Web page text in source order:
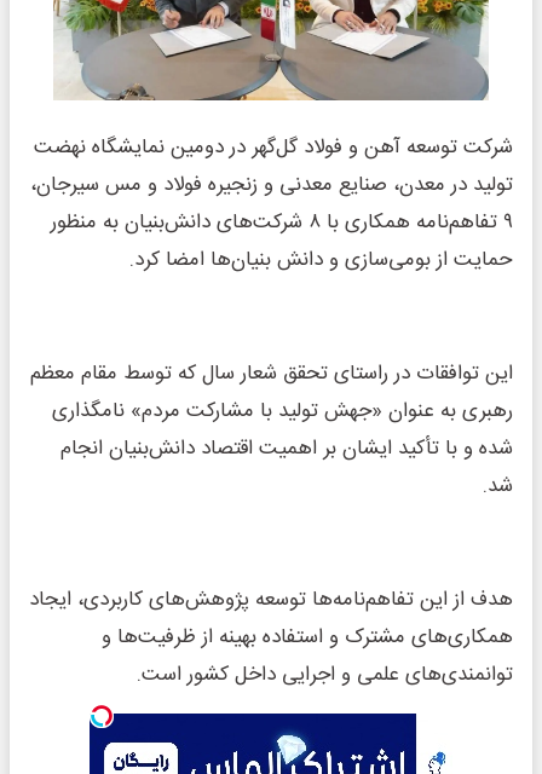
شرکت توسعه آهن و فولاد گل‌گهر در دومین نمایشگاه نهضت
تولید در معدن، صنایع معدنی و زنجیره فولاد و مس سیرجان،
۹ تفاهم‌نامه همکاری با ۸ شرکت‌های دانش‌بنیان به منظور
حمایت از بومی‌سازی و دانش بنیان‌ها امضا کرد.
این توافقات در راستای تحقق شعار سال که توسط مقام معظم
رهبری به عنوان «جهش تولید با مشارکت مردم» نامگذاری
شده و با تأکید ایشان بر اهمیت اقتصاد دانش‌بنیان انجام
شد.
هدف از این تفاهم‌نامه‌ها توسعه پژوهش‌های کاربردی، ایجاد
همکاری‌های مشترک و استفاده بهینه از ظرفیت‌ها و
توانمندی‌های علمی و اجرایی داخل کشور است.